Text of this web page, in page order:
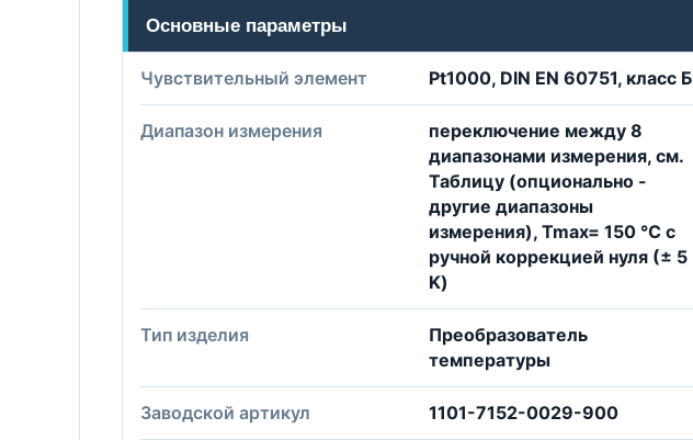
Основные параметры
Чувствительный элемент Pt1000, DIN EN 60751, класс Б
Диапазон измерения
переключение между 8
диапазонами измерения, см.
Таблицу (опционально -
другие диапазоны
измерения), Tmax= 150 °C с
ручной коррекцией нуля (± 5
K)
Тип изделия
Преобразователь
температуры
Заводской артикул 1101-7152-0029-900